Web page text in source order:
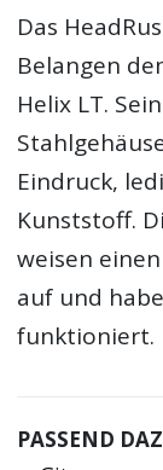
Das
Belangen
Helix LT.
Eindruck,
Kunststoff.
weisen
auf und
funktioniert.
PASSEND